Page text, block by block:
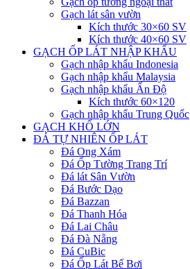
Gạch lát sân vườn
Kích thước 30×60 SV
Kích thước 40×60 SV
GẠCH ỐP LÁT NHẬP KHẨU
Gạch nhập khẩu Indonesia
Gạch nhập khẩu Malaysia
Gạch nhập khẩu Ấn Độ
Kích thước 60×120
Gạch nhập khẩu Trung Quốc
GẠCH KHỔ LỚN
ĐÁ TỰ NHIÊN ỐP LÁT
Đá Ong Xám
Đá Ốp Tường Trang Trí
Đá lát Sân Vườn
Đá Bước Dạo
Đá Bazzan
Đá Thanh Hóa
Đá Lai Châu
Đá Đà Nẵng
Đá CuBic
Đá Ốp Lát Bể Bơi